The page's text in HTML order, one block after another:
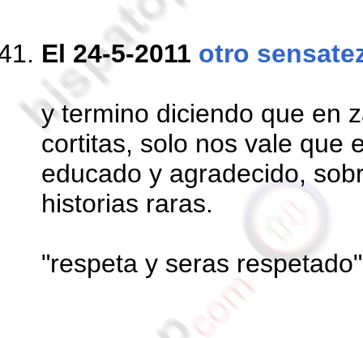
El 24-5-2011 otro
y termino diciendo que en
cortitas, solo nos vale que
educado y agradecido,
historias raras.
"respeta y seras respetado"